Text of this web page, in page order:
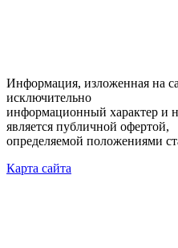
Информация, изложенная на
исключительно
информационный характер и
является публичной офертой,
определяемой положениями
Карта сайта